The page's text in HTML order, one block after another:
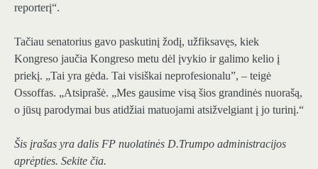
reporterį“.
Tačiau senatorius gavo paskutinį žodį, užfiksavęs, kiek
Kongreso jaučia Kongreso metu dėl įvykio ir galimo kelio į
priekį. „Tai yra gėda. Tai visiškai neprofesionalu”, – teigė
Ossoffas. „Atsiprašė. „Mes gausime visą šios grandinės nuorašą,
o jūsų parodymai bus atidžiai matuojami atsižvelgiant į jo turinį.“
Šis įrašas yra dalis FP nuolatinės D.Trumpo administracijos
aprėpties. Sekite čia.